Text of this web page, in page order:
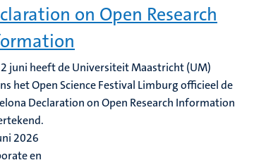
on Open Research
juni heeft de Universiteit Maastricht (UM)
het Open Science Festival Limburg officieel de
Declaration on Open Research Information
2026
en